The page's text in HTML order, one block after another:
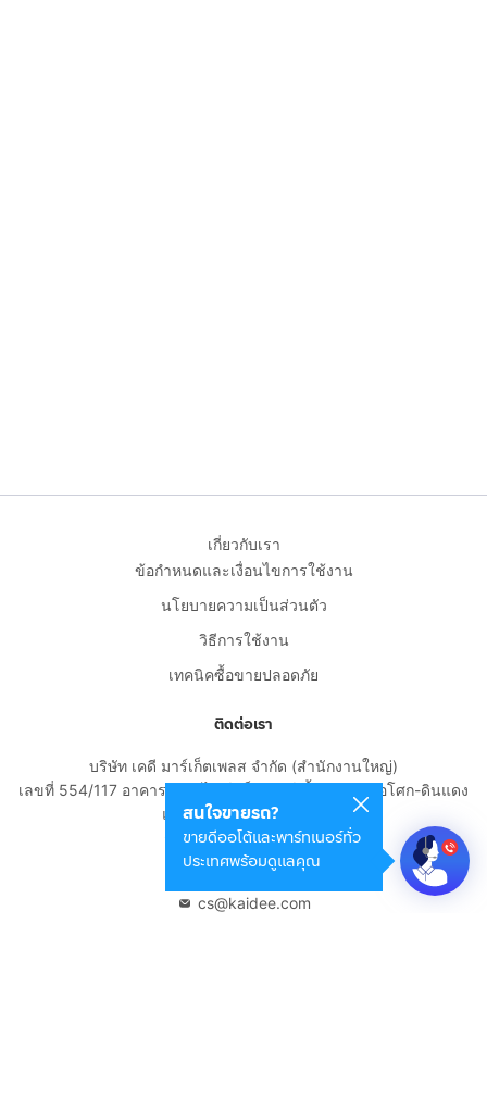
สนใจขายรถ?
ขายดีออโต้และพาร์ทเนอร์ทั่ว
ประเทศพร้อมดูแลคุณ
เกี่ยวกับเรา
ข้อกำหนดและเงื่อนไขการใช้งาน
นโยบายความเป็นส่วนตัว
วิธีการใช้งาน
เทคนิคซื้อขายปลอดภัย
ติดต่อเรา
บริษัท เคดี มาร์เก็ตเพลส จำกัด (สำนักงานใหญ่)
เลขที่ 554/117 อาคารสกายไนน์ เซ็นเตอร์ ชั้น 22 ถนนอโศก-ดินแดง
แขวงดินแดง เขตดินแดง
กรุงเทพมหานคร 10400
cs@kaidee.com